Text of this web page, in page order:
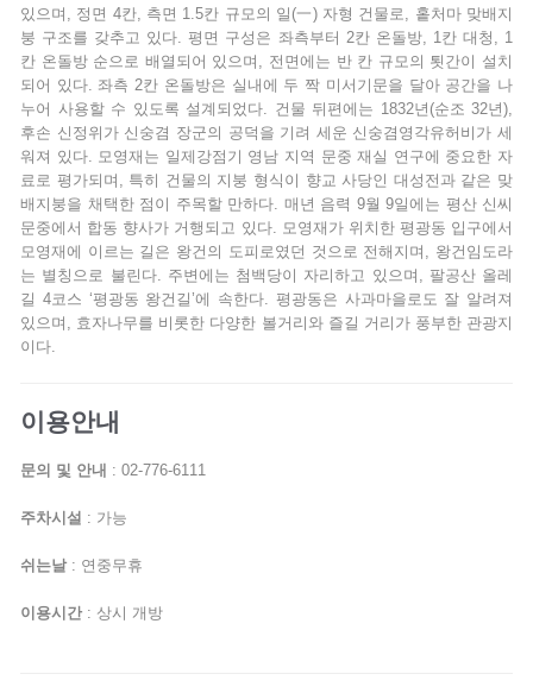
있으며, 정면 4칸, 측면 1.5칸 규모의 일(一) 자형 건물로, 홑처마 맞배지
붕 구조를 갖추고 있다. 평면 구성은 좌측부터 2칸 온돌방, 1칸 대청, 1
칸 온돌방 순으로 배열되어 있으며, 전면에는 반 칸 규모의 툇간이 설치
되어 있다. 좌측 2칸 온돌방은 실내에 두 짝 미서기문을 달아 공간을 나
누어 사용할 수 있도록 설계되었다. 건물 뒤편에는 1832년(순조 32년),
후손 신정위가 신숭겸 장군의 공덕을 기려 세운 신숭겸영각유허비가 세
워져 있다. 모영재는 일제강점기 영남 지역 문중 재실 연구에 중요한 자
료로 평가되며, 특히 건물의 지붕 형식이 향교 사당인 대성전과 같은 맞
배지붕을 채택한 점이 주목할 만하다. 매년 음력 9월 9일에는 평산 신씨
문중에서 합동 향사가 거행되고 있다. 모영재가 위치한 평광동 입구에서
모영재에 이르는 길은 왕건의 도피로였던 것으로 전해지며, 왕건임도라
는 별칭으로 불린다. 주변에는 첨백당이 자리하고 있으며, 팔공산 올레
길 4코스 ‘평광동 왕건길’에 속한다. 평광동은 사과마을로도 잘 알려져
있으며, 효자나무를 비롯한 다양한 볼거리와 즐길 거리가 풍부한 관광지
이다.
이용안내
문의 및 안내 : 02-776-6111
주차시설 : 가능
쉬는날 : 연중무휴
이용시간 : 상시 개방